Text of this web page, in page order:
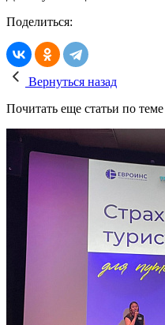
Поделиться:
Вернуться назад
Почитать еще статьи по теме